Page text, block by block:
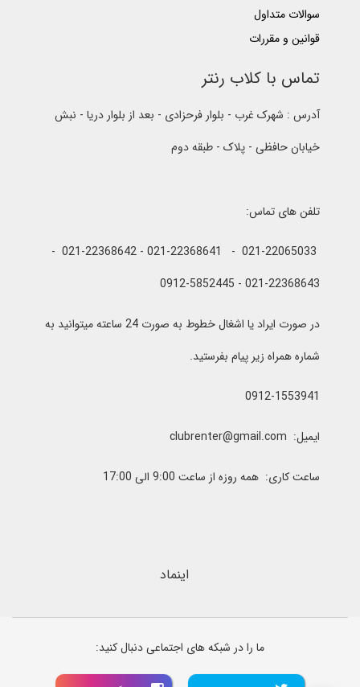
سوالات متداول
قوانین و مقررات
تماس با کلاب رنتر
آدرس : شهرک غرب - بلوار فرحزادی - بعد از بلوار دریا - نبش
خیابان حافظی - پلاک - طبقه دوم
تلفن های تماس:
021-22065033 - 021-22368641 - 021-22368642 -
021-22368643 - 0912-5852445
در صورت ایراد یا اشغال خطوط به صورت 24 ساعته میتوانید به
شماره همراه زیر پیام بفرستید.
0912-1553941
ایمیل: clubrenter@gmail.com
ساعت کاری: همه روزه از ساعت 9:00 الی 17:00
اینماد
ما را در شبکه های اجتماعی دنبال کنید: